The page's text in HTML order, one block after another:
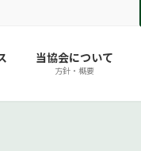
当協会について
方針・概要